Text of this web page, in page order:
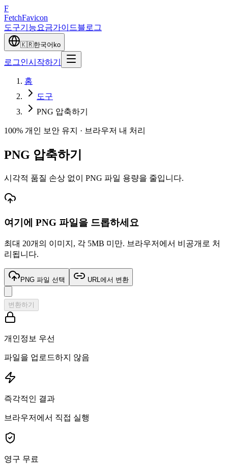
F
FetchFavicon
도구기능요금가이드블로그
🇰🇷한국어 ko
로그인시작하기
홈
도구
PNG 압축하기
100% 개인 보안 유지 · 브라우저 내 처리
PNG 압축하기
시각적 품질 손상 없이 PNG 파일 용량을 줄입니다.
여기에 PNG 파일을 드롭하세요
최대 20개의 이미지, 각 5MB 미만. 브라우저에서 비공개로 처
리됩니다.
PNG 파일 선택 URL에서 변환
변환하기
개인정보 우선
파일을 업로드하지 않음
즉각적인 결과
브라우저에서 직접 실행
영구 무료